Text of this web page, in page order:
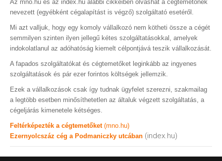
Az mno.hu és az index.hu alábbi cikkeiben olvashat a cégtemetőnek
nevezett (egyébként cégalapítást is végző) szolgáltató esetéről.
Mi azt valljuk, hogy egy komoly vállalkozó nem kötheti össze a cégét
semmilyen szinten ilyen jellegű kétes szolgáltatásokkal, amelyek
indokolatlanul az adóhatóság kiemelt célpontjává teszik vállalkozását.
A fapados szolgáltatókat és cégtemetőket leginkább az ingyenes
szolgáltatások és pár ezer forintos költségek jellemzik.
Ezek a vállalkozások csak így tudnak ügyfelet szerezni, szakmailag
a legtöbb esetben minősíthetetlen az általuk végzett szolgáltatás, a
cégeljárás kimenetele kétséges.
Feltérképezték a cégtemetőket (mno.hu)
Ezernyolcszáz cég a Podmaniczky utcában (index.hu)